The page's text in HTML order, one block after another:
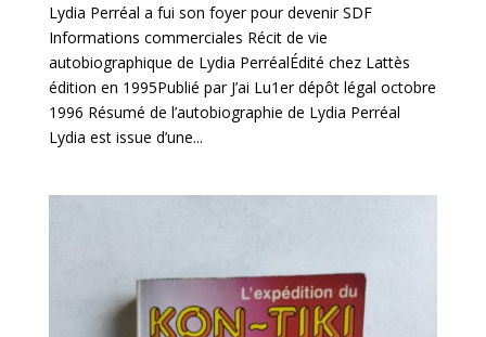
Lydia Perréal a fui son foyer pour devenir SDF
Informations commerciales Récit de vie
autobiographique de Lydia PerréalÉdité chez Lattès
édition en 1995Publié par J’ai Lu1er dépôt légal octobre
1996 Résumé de l’autobiographie de Lydia Perréal
Lydia est issue d’une...